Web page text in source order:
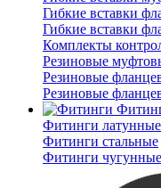
Гибкие вставки
Гибкие вставки
Комплекты
Резиновые
Резиновые
Резиновые
Фитинги латунные
Фитинги стальные
Фитинги чугунные